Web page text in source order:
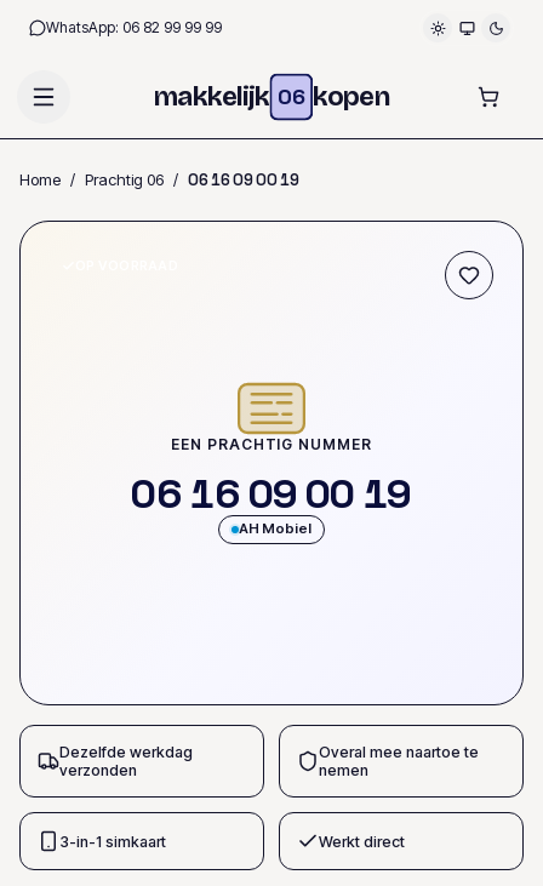
WhatsApp: 06 82 99 99 99
makkelijk 06 kopen
Home / Prachtig 06 / 0616090019
EEN PRACHTIG NUMMER
06 16 09 00 19
AH Mobiel
Dezelfde werkdag
verzonden
Overal mee naartoe te
nemen
3-in-1 simkaart Werkt direct